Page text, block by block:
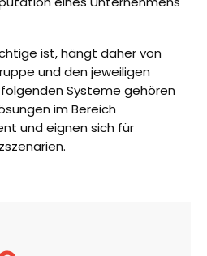
ist, hängt daher von
und den jeweiligen
Systeme gehören
im Bereich
und eignen sich für